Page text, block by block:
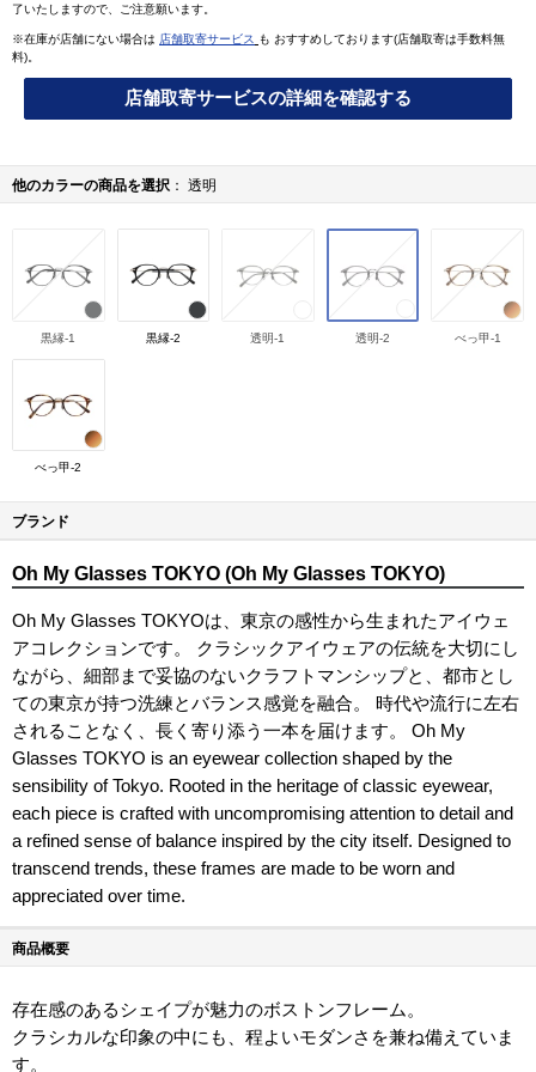
了いたしますので、ご注意願います。
※在庫が店舗にない場合は 店舗取寄サービス
も おすすめしております(店舗取寄は手数料無
料)。
店舗取寄サービスの詳細を確認する
他のカラーの商品を選択 透明
黒縁-1 黒縁-2 透明-1 透明-2 べっ甲-1
べっ甲-2
ブランド
Oh My Glasses TOKYO (Oh My Glasses TOKYO)
Oh My Glasses TOKYOは、東京の感性から生まれたアイウェ
アコレクションです。 クラシックアイウェアの伝統を大切にし
ながら、細部まで妥協のないクラフトマンシップと、都市とし
ての東京が持つ洗練とバランス感覚を融合。 時代や流行に左右
されることなく、長く寄り添う一本を届けます。 Oh My
Glasses TOKYO is an eyewear collection shaped by the
sensibility of Tokyo. Rooted in the heritage of classic eyewear,
each piece is crafted with uncompromising attention to detail and
a refined sense of balance inspired by the city itself. Designed to
transcend trends, these frames are made to be worn and
appreciated over time.
商品概要
存在感のあるシェイプが魅力のボストンフレーム。
クラシカルな印象の中にも、程よいモダンさを兼ね備えていま
す。